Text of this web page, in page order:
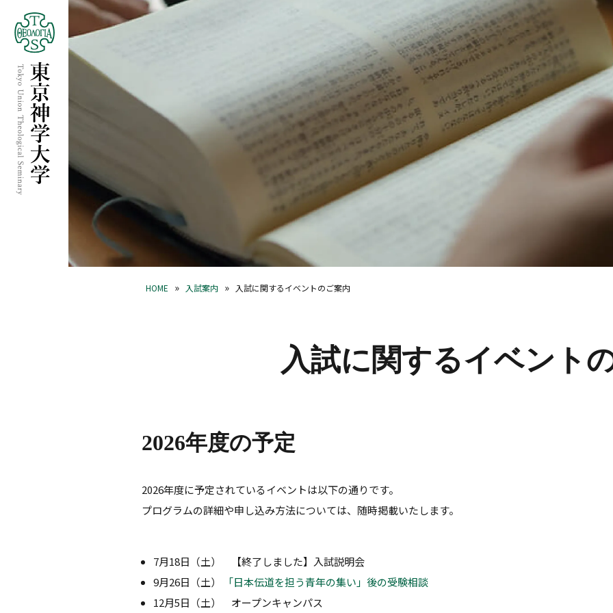
HOME » 入試案内 » 入試に関するイベントのご案内
入試に関するイベント
2026年度の予定
2026年度に予定されているイベントは以下の通りです。
プログラムの詳細や申し込み方法については、随時掲載いたします。
7月18日（土）
【終了しました】入試説明会
9月26日（土）
「日本伝道を担う青年の集い」後の受験相談
12月5日（土）
オープンキャンパス